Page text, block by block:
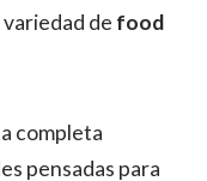
variedad de food
completa
pensadas para